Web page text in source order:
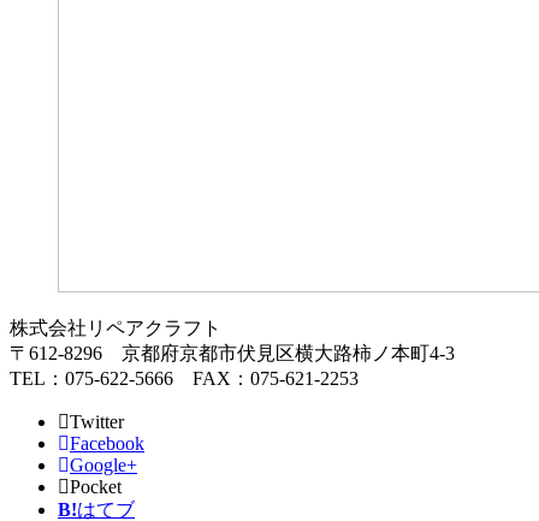
株式会社リペアクラフト
〒612-8296 京都府京都市伏見区横大路柿ノ本町4-3
TEL：075-622-5666 FAX：075-621-2253
Twitter
Facebook
Google+
Pocket
B!はてブ